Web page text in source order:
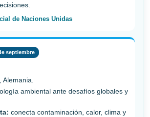
de Naciones Unidas
septiembre
Alemania.
ambiental ante desafíos globales y
conecta contaminación, calor, clima y